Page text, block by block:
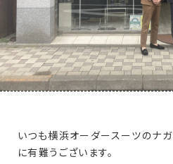
いつも横浜オーダースーツのナ
に有難うございます。